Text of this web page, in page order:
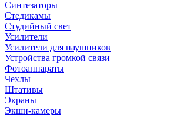
Синтезаторы
Стедикамы
Студийный свет
Усилители
Усилители для наушников
Устройства громкой связи
Фотоаппараты
Чехлы
Штативы
Экраны
Экшн-камеры